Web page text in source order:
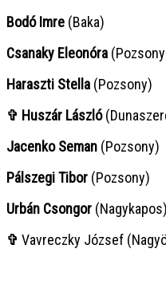
Bodó Imre (Baka)
Csanaky Eleonóra
Haraszti Stella (Pozsony)
✞ Huszár László
Jacenko Seman (Pozsony)
Pálszegi Tibor (Pozsony)
Urbán Csongor (Nagykapos)
✞ Vavreczky József